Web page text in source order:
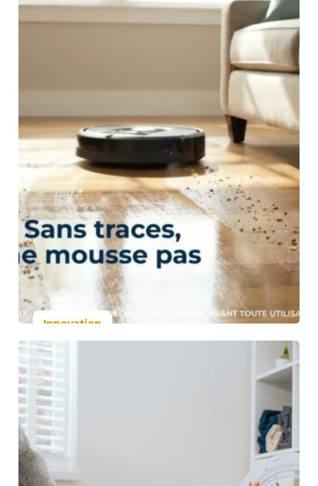
Innovation
24 avril 2026
Starwax innove pour
les robots laveurs : un
nettoyant sols
spécialement conçu
pour ces nouveaux
usages